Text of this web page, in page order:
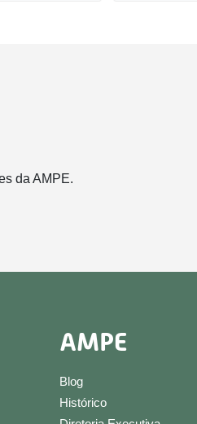
da AMPE.
AMPE
Blog
Histórico